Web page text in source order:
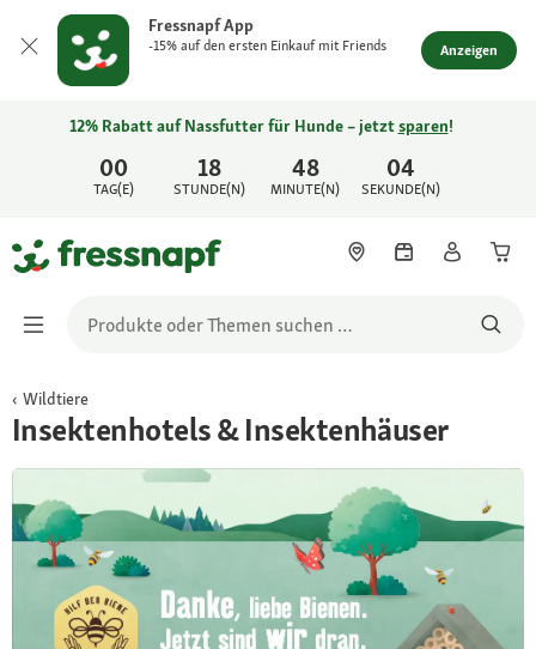
Fressnapf App
-15% auf den ersten Einkauf mit Friends Anzeigen
00
TAG(E)
18
STUNDE(N)
48
MINUTE(N)
04
SEKUNDE(N)
12% Rabatt auf Nassfutter für Hunde – jetztsparen!
Wildtiere
Insektenhotels & Insektenhäuser